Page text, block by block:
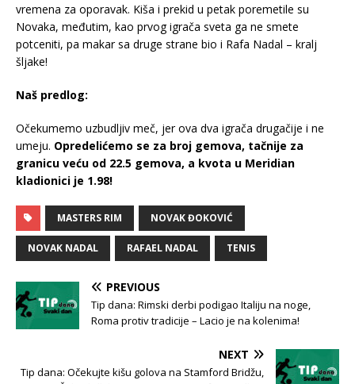
vremena za oporavak. Kiša i prekid u petak poremetile su
Novaka, međutim, kao prvog igrača sveta ga ne smete
potceniti, pa makar sa druge strane bio i Rafa Nadal – kralj
šljake!
Naš predlog:
Očekumemo uzbudljiv meč, jer ova dva igrača drugačije i ne
umeju. Opredelićemo se za broj gemova, tačnije za
granicu veću od 22.5 gemova, a kvota u Meridian
kladionici je 1.98!
MASTERS RIM NOVAK ĐOKOVIĆ
NOVAK NADAL RAFAEL NADAL TENIS
PREVIOUS
Tip dana: Rimski derbi podigao Italiju na noge,
Roma protiv tradicije – Lacio je na kolenima!
NEXT
Tip dana: Očekujte kišu golova na Stamford Bridžu,